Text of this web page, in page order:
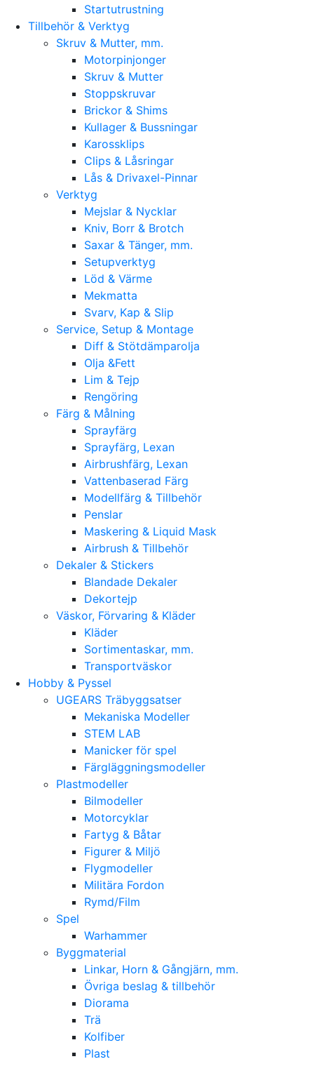
Startutrustning
Tillbehör & Verktyg
Skruv & Mutter, mm.
Motorpinjonger
Skruv & Mutter
Stoppskruvar
Brickor & Shims
Kullager & Bussningar
Karossklips
Clips & Låsringar
Lås & Drivaxel-Pinnar
Verktyg
Mejslar & Nycklar
Kniv, Borr & Brotch
Saxar & Tänger, mm.
Setupverktyg
Löd & Värme
Mekmatta
Svarv, Kap & Slip
Service, Setup & Montage
Diff & Stötdämparolja
Olja &Fett
Lim & Tejp
Rengöring
Färg & Målning
Sprayfärg
Sprayfärg, Lexan
Airbrushfärg, Lexan
Vattenbaserad Färg
Modellfärg & Tillbehör
Penslar
Maskering & Liquid Mask
Airbrush & Tillbehör
Dekaler & Stickers
Blandade Dekaler
Dekortejp
Väskor, Förvaring & Kläder
Kläder
Sortimentaskar, mm.
Transportväskor
Hobby & Pyssel
UGEARS Träbyggsatser
Mekaniska Modeller
STEM LAB
Manicker för spel
Färgläggningsmodeller
Plastmodeller
Bilmodeller
Motorcyklar
Fartyg & Båtar
Figurer & Miljö
Flygmodeller
Militära Fordon
Rymd/Film
Spel
Warhammer
Byggmaterial
Linkar, Horn & Gångjärn, mm.
Övriga beslag & tillbehör
Diorama
Trä
Kolfiber
Plast